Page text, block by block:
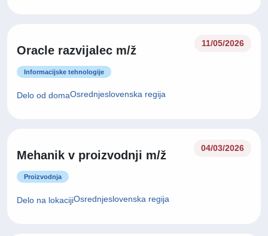
Oracle razvijalec m/ž
11/05/2026
Informacijske tehnologije
Delo od domaOsrednjeslovenska regija
Mehanik v proizvodnji m/ž
04/03/2026
Proizvodnja
Delo na lokacijiOsrednjeslovenska regija